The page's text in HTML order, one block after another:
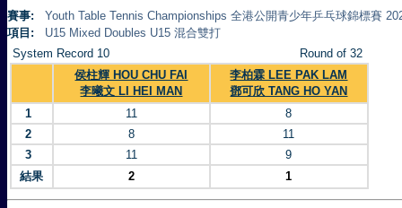
賽事:
Youth Table Tennis Championships 全港公開青少年乒乓球錦標賽
項目:
U15 Mixed Doubles U15 混合雙打
System Record 10
Round of 32
侯柱輝 HOU CHU FAI
李曦文 LI HEI MAN
李柏霖 LEE PAK LAM
鄧可欣 TANG HO YAN
1
11
8
2
8
11
3
11
9
結果
2 1